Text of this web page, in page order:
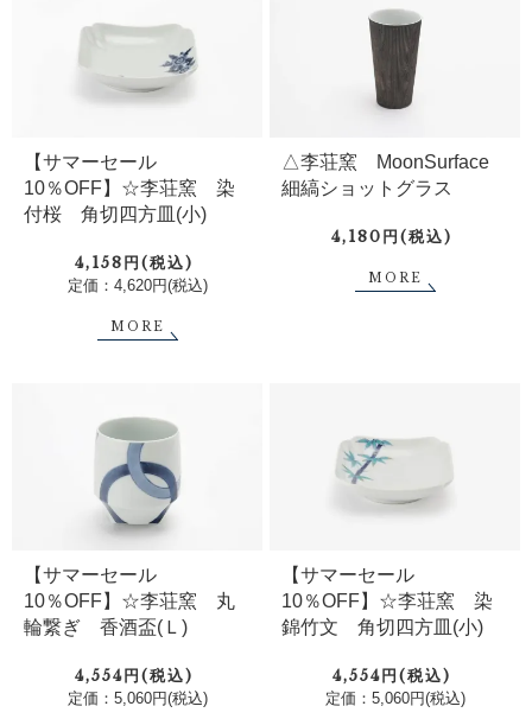
【サマーセール
10％OFF】☆李荘窯 染
付桜 角切四方皿(小)
4,158円(税込)
定価：4,620円(税込)
MORE
△李荘窯 MoonSurface
細縞ショットグラス
4,180円(税込)
MORE
【サマーセール
10％OFF】☆李荘窯 丸
輪繋ぎ 香酒盃(Ｌ)
4,554円(税込)
定価：5,060円(税込)
【サマーセール
10％OFF】☆李荘窯 染
錦竹文 角切四方皿(小)
4,554円(税込)
定価：5,060円(税込)